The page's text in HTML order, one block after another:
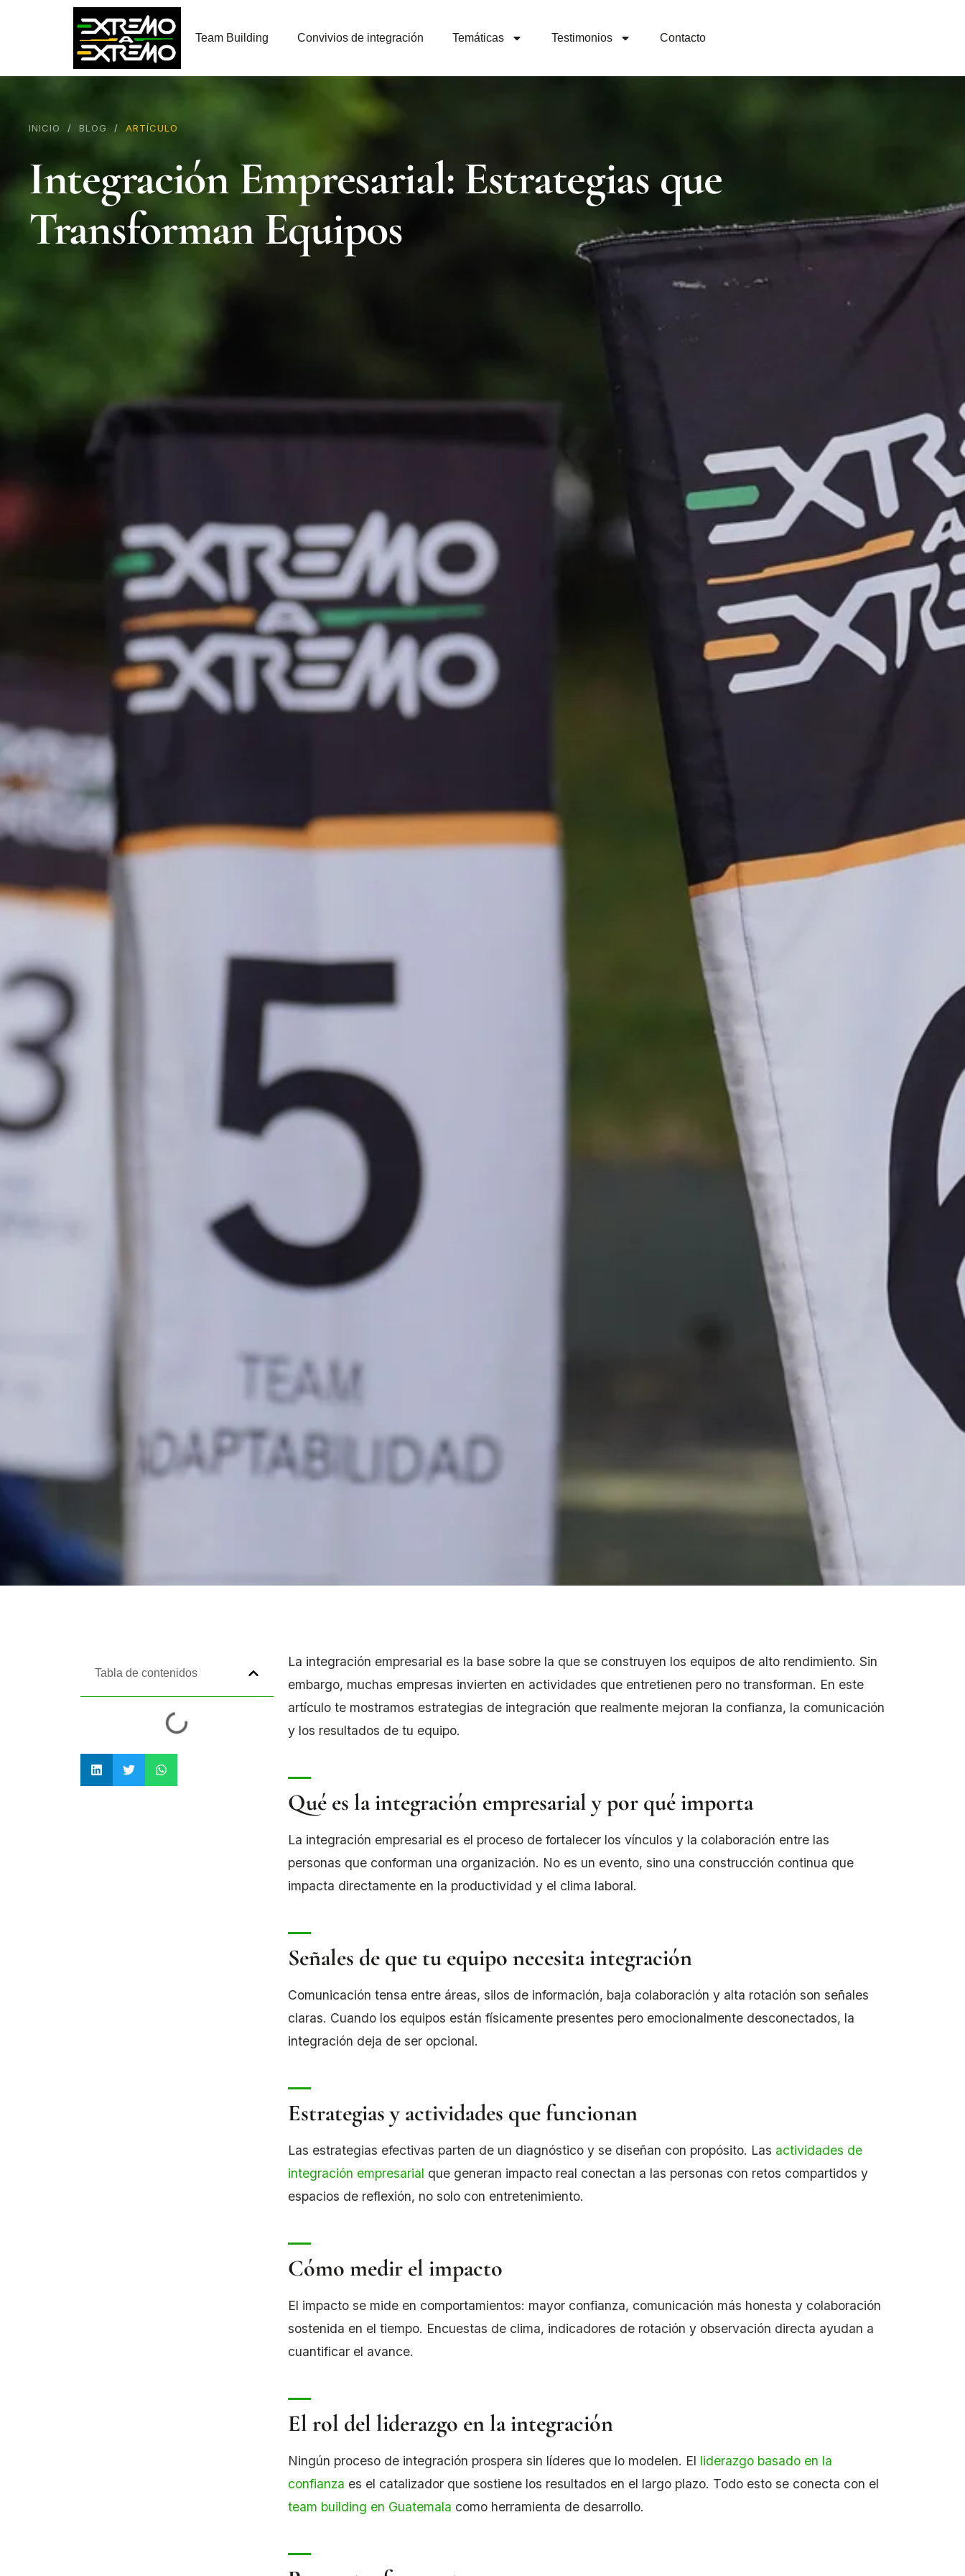
Team Building Convivios de integración Temáticas Testimonios Contacto
INICIO / BLOG / ARTÍCULO
Integración Empresarial: Estrategias que
Transforman Equipos
Tabla de contenidos
La integración empresarial es la base sobre la que se construyen los equipos de alto rendimiento. Sin
embargo, muchas empresas invierten en actividades que entretienen pero no transforman. En este
artículo te mostramos estrategias de integración que realmente mejoran la confianza, la comunicación
y los resultados de tu equipo.
Qué es la integración empresarial y por qué importa
La integración empresarial es el proceso de fortalecer los vínculos y la colaboración entre las
personas que conforman una organización. No es un evento, sino una construcción continua que
impacta directamente en la productividad y el clima laboral.
Señales de que tu equipo necesita integración
Comunicación tensa entre áreas, silos de información, baja colaboración y alta rotación son señales
claras. Cuando los equipos están físicamente presentes pero emocionalmente desconectados, la
integración deja de ser opcional.
Estrategias y actividades que funcionan
Las estrategias efectivas parten de un diagnóstico y se diseñan con propósito. Las actividades de
integración empresarial que generan impacto real conectan a las personas con retos compartidos y
espacios de reflexión, no solo con entretenimiento.
Cómo medir el impacto
El impacto se mide en comportamientos: mayor confianza, comunicación más honesta y colaboración
sostenida en el tiempo. Encuestas de clima, indicadores de rotación y observación directa ayudan a
cuantificar el avance.
El rol del liderazgo en la integración
Ningún proceso de integración prospera sin líderes que lo modelen. El liderazgo basado en la
confianza es el catalizador que sostiene los resultados en el largo plazo. Todo esto se conecta con el
team building en Guatemala como herramienta de desarrollo.